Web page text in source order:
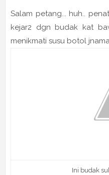
Salam petang... huh..
kejar2 dgn budak kat
menikmati susu botol
Ini budak